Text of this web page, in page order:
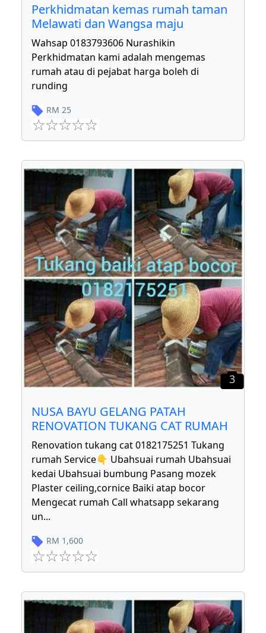
Perkhidmatan kemas rumah taman
Melawati dan Wangsa maju
Wahsap 0183793606 Nurashikin
Perkhidmatan kami adalah mengemas
rumah atau di pejabat harga boleh di
runding
RM 25
3
NUSA BAYU GELANG PATAH
RENOVATION TUKANG CAT RUMAH
Renovation tukang cat 0182175251 Tukang
rumah Service👇 Ubahsuai rumah Ubahsuai
kedai Ubahsuai bumbung Pasang mozek
Plaster ceiling,cornice Baiki atap bocor
Mengecat rumah Call whatsapp sekarang
un...
RM 1,600